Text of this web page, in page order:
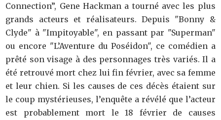
Connection”, Gene Hackman a tourné avec les plus
grands acteurs et réalisateurs. Depuis "Bonny &
Clyde" à "Impitoyable", en passant par "Superman"
ou encore "L’Aventure du Poséidon", ce comédien a
prêté son visage à des personnages très variés. Il a
été retrouvé mort chez lui fin février, avec sa femme
et leur chien. Si les causes de ces décès étaient sur
le coup mystérieuses, l’enquête a révélé que l’acteur
est probablement mort le 18 février de causes